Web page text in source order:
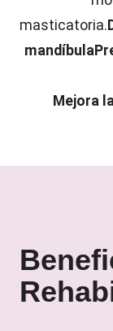
masticatoria.
mandíbula
Mejora